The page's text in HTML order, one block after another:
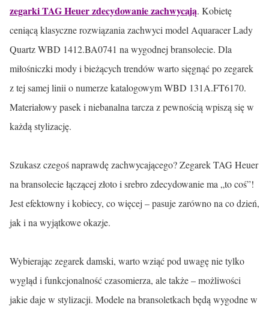
zegarki TAG Heuer zdecydowanie zachwycają. Kobietę
ceniącą klasyczne rozwiązania zachwyci model Aquaracer Lady
Quartz WBD 1412.BA0741 na wygodnej bransolecie. Dla
miłośniczki mody i bieżących trendów warto sięgnąć po zegarek
z tej samej linii o numerze katalogowym WBD 131A.FT6170.
Materiałowy pasek i niebanalna tarcza z pewnością wpiszą się w
każdą stylizację.
Szukasz czegoś naprawdę zachwycającego? Zegarek TAG Heuer
na bransolecie łączącej złoto i srebro zdecydowanie ma „to coś”!
Jest efektowny i kobiecy, co więcej – pasuje zarówno na co dzień,
jak i na wyjątkowe okazje.
Wybierając zegarek damski, warto wziąć pod uwagę nie tylko
wygląd i funkcjonalność czasomierza, ale także – możliwości
jakie daje w stylizacji. Modele na bransoletkach będą wygodne w